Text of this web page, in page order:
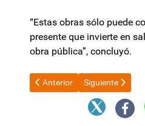
“Estas obras sólo puede
presente que invierte en
obra pública”, concluyó.
Artículo anterior: Bianco:
Anterior Artículo
Siguiente